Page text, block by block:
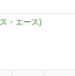
・エース)